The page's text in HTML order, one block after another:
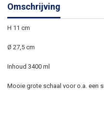
Omschrijving
H 11 cm
Ø 27,5 cm
Inhoud 3400 ml
Mooie grote schaal voor o.a. een